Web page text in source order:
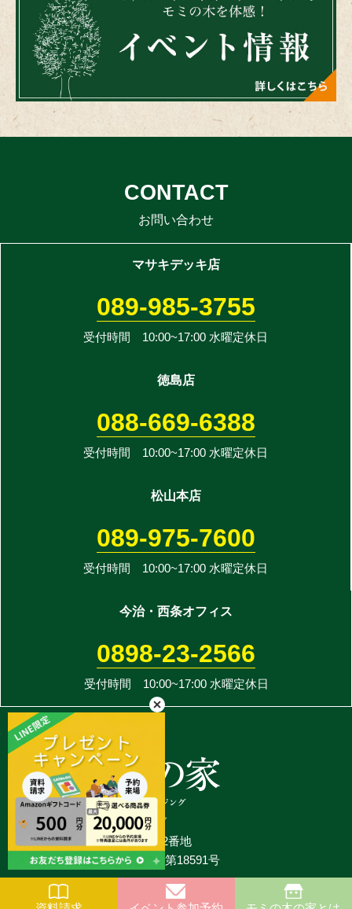
CONTACT
お問い合わせ
マサキデッキ店
089-985-3755
受付時間 10:00~17:00 水曜定休日
徳島店
088-669-6388
受付時間 10:00~17:00 水曜定休日
松山本店
089-975-7600
受付時間 10:00~17:00 水曜定休日
今治・西条オフィス
0898-23-2566
受付時間 10:00~17:00 水曜定休日
株式会社アットハウジング
愛媛県松山市平井町甲2382番地
国土交通大臣許可（般-2）第18591号
Copyright アットハウジング Co.,Ltd All Rights Reserved.